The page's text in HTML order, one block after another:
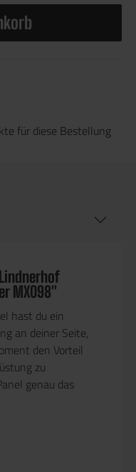
für diese Bestellung
MX098"
hast du ein
an deiner Seite,
den Vorteil
zu
genau das